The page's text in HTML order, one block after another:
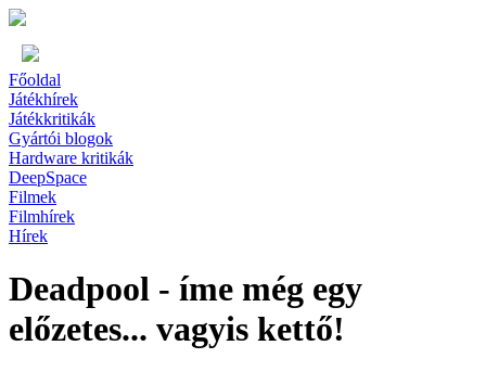
Főoldal
Játékhírek
Játékkritikák
Gyártói blogok
Hardware kritikák
DeepSpace
Filmek
Filmhírek
Hírek
Deadpool - íme még egy
előzetes... vagyis kettő!